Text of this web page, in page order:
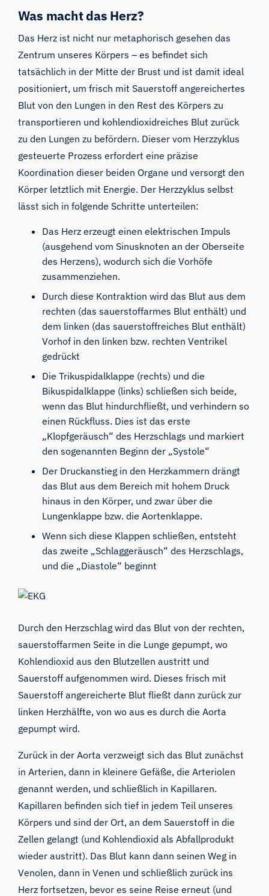
Was macht das Herz?
Das Herz ist nicht nur metaphorisch gesehen das
Zentrum unseres Körpers – es befindet sich
tatsächlich in der Mitte der Brust und ist damit ideal
positioniert, um frisch mit Sauerstoff angereichertes
Blut von den Lungen in den Rest des Körpers zu
transportieren und kohlendioxidreiches Blut zurück
zu den Lungen zu befördern. Dieser vom Herzzyklus
gesteuerte Prozess erfordert eine präzise
Koordination dieser beiden Organe und versorgt den
Körper letztlich mit Energie. Der Herzzyklus selbst
lässt sich in folgende Schritte unterteilen:
Das Herz erzeugt einen elektrischen Impuls
(ausgehend vom Sinusknoten an der Oberseite
des Herzens), wodurch sich die Vorhöfe
zusammenziehen.
Durch diese Kontraktion wird das Blut aus dem
rechten (das sauerstoffarmes Blut enthält) und
dem linken (das sauerstoffreiches Blut enthält)
Vorhof in den linken bzw. rechten Ventrikel
gedrückt
Die Trikuspidalklappe (rechts) und die
Bikuspidalklappe (links) schließen sich beide,
wenn das Blut hindurchfließt, und verhindern so
einen Rückfluss. Dies ist das erste
„Klopfgeräusch“ des Herzschlags und markiert
den sogenannten Beginn der „Systole“
Der Druckanstieg in den Herzkammern drängt
das Blut aus dem Bereich mit hohem Druck
hinaus in den Körper, und zwar über die
Lungenklappe bzw. die Aortenklappe.
Wenn sich diese Klappen schließen, entsteht
das zweite „Schlaggeräusch“ des Herzschlags,
und die „Diastole“ beginnt
Durch den Herzschlag wird das Blut von der rechten,
sauerstoffarmen Seite in die Lunge gepumpt, wo
Kohlendioxid aus den Blutzellen austritt und
Sauerstoff aufgenommen wird. Dieses frisch mit
Sauerstoff angereicherte Blut fließt dann zurück zur
linken Herzhälfte, von wo aus es durch die Aorta
gepumpt wird.
Zurück in der Aorta verzweigt sich das Blut zunächst
in Arterien, dann in kleinere Gefäße, die Arteriolen
genannt werden, und schließlich in Kapillaren.
Kapillaren befinden sich tief in jedem Teil unseres
Körpers und sind der Ort, an dem Sauerstoff in die
Zellen gelangt (und Kohlendioxid als Abfallprodukt
wieder austritt). Das Blut kann dann seinen Weg in
Venolen, dann in Venen und schließlich zurück ins
Herz fortsetzen, bevor es seine Reise erneut (und